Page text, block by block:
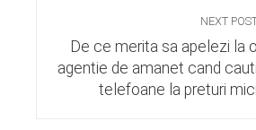
NEXT
De ce merita sa apelezi la o
agentie de amanet cand cauti
telefoane la preturi mici